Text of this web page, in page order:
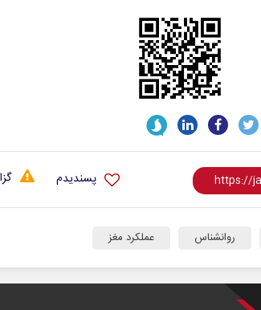
پسندیدم
روانشناس عملکرد مغز
مردادماه